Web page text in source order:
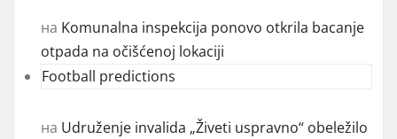
на Komunalna inspekcija ponovo otkrila bacanje
otpada na očišćenoj lokaciji
Football predictions
на Udruženje invalida „Živeti uspravno“ obeležilo